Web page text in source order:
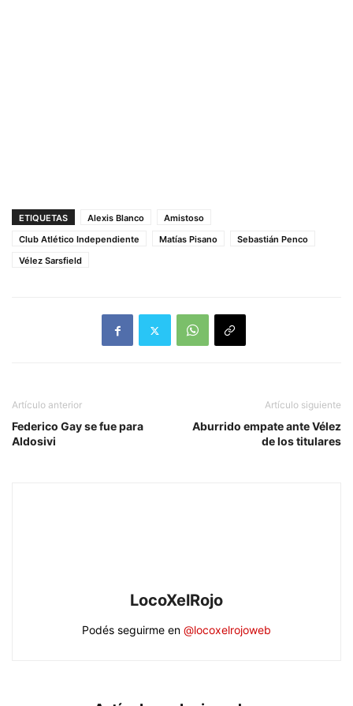
ETIQUETAS Alexis Blanco
Amistoso
Club Atlético Independiente
Matías Pisano
Sebastián Penco
Vélez Sarsfield
Artículo anterior
Federico Gay se fue para
Aldosivi
Artículo siguiente
Aburrido empate ante Vélez
de los titulares
LocoXelRojo
Podés seguirme en @locoxelrojoweb